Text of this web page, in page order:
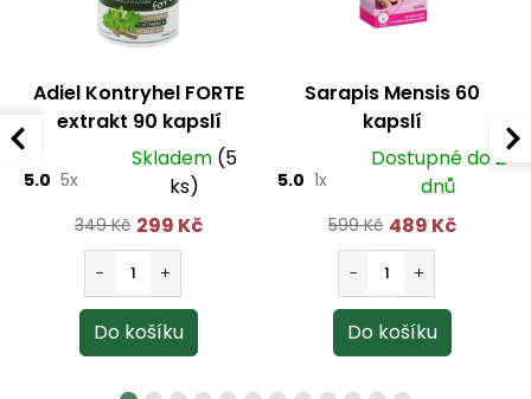
Adiel Kontryhel FORTE
extrakt 90 kapslí
5.0 5x
Skladem (5
ks)
349 Kč 299 Kč
Sarapis Mensis 60
kapslí
5.0 1x
Dostupné do 2
dnů
599 Kč 489 Kč